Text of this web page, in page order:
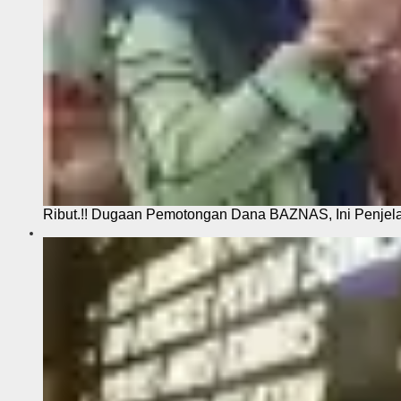
Ribut.!! Dugaan Pemotongan Dana BAZNAS, Ini